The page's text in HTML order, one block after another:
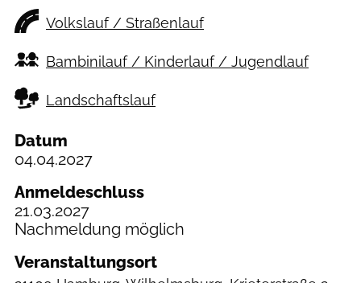
Volkslauf / Straßenlauf
Bambinilauf / Kinderlauf / Jugendlauf
Landschaftslauf
Datum
04.04.2027
Anmeldeschluss
21.03.2027
Nachmeldung möglich
Veranstaltungsort